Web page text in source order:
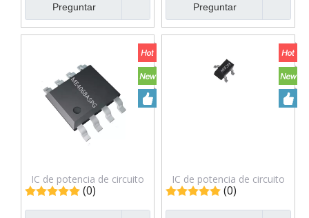
Preguntar Preguntar
IC de potencia de circuito
integrado ME4068ASPG
(0)
IC de potencia de circuito
integrado ME6203A50PG
(0)